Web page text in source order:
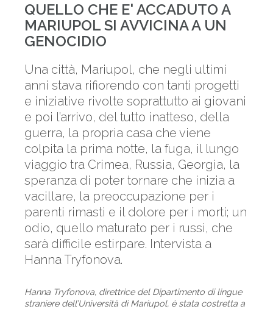
QUELLO CHE E' ACCADUTO A
MARIUPOL SI AVVICINA A UN
GENOCIDIO
Una città, Mariupol, che negli ultimi
anni stava rifiorendo con tanti progetti
e iniziative rivolte soprattutto ai giovani
e poi l’arrivo, del tutto inatteso, della
guerra, la propria casa che viene
colpita la prima notte, la fuga, il lungo
viaggio tra Crimea, Russia, Georgia, la
speranza di poter tornare che inizia a
vacillare, la preoccupazione per i
parenti rimasti e il dolore per i morti; un
odio, quello maturato per i russi, che
sarà difficile estirpare. Intervista a
Hanna Tryfonova.
Hanna Tryfonova, direttrice del Dipartimento di lingue
straniere dell’Università di Mariupol, è stata costretta a